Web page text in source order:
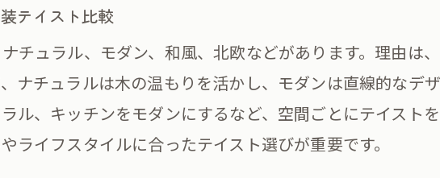
内装選びで失敗を防ぐチェックリスト
注文住宅の内装決定前に知るべき注意点
注文住宅内装で後悔しない打ち合わせのコツ
長く愛せる注文住宅内装の決め方ポイント
注文住宅の内装テイスト最新動向
テイスト比較
チュラル、モダン、和風、北欧などがあります。理由は
ナチュラルは木の温もりを活かし、モダンは直線的なデ
ル、キッチンをモダンにするなど、空間ごとにテイスト
ライフスタイルに合ったテイスト選びが重要です。